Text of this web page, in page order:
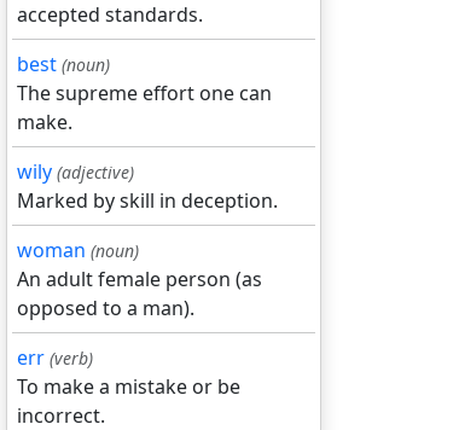
accepted standards.
best (noun)
The supreme effort one can
make.
wily (adjective)
Marked by skill in deception.
woman (noun)
An adult female person (as
opposed to a man).
err (verb)
To make a mistake or be
incorrect.